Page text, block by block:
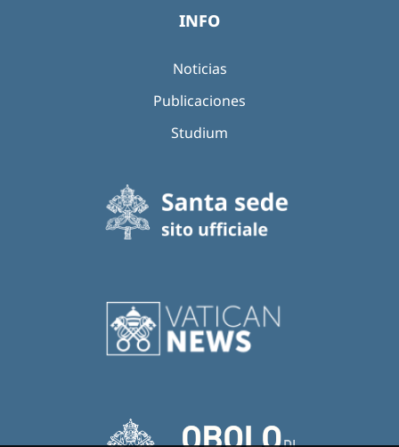
INFO
Noticias
Publicaciones
Studium